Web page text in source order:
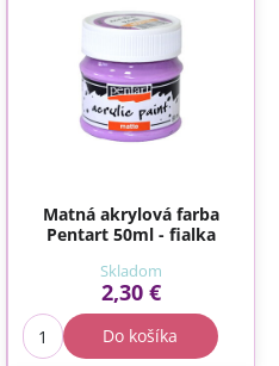
Matná akrylová farba
Pentart 50ml - fialka
Skladom
2,30 €
Do košíka